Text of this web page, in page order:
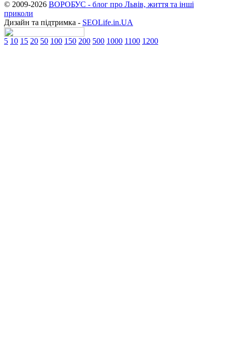
© 2009-2026 ВОРОБУС - блог про Львів, життя та інші
приколи
Дизайн та підтримка - SEOLife.in.UA
5 10 15 20 50 100 150 200 500 1000 1100 1200